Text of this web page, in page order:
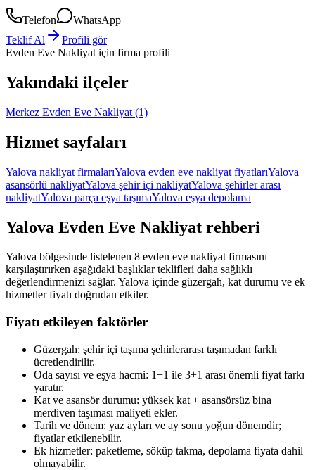
Telefon
WhatsApp
Teklif Al
Profili gör
Evden Eve Nakliyat için firma profili
Yakındaki ilçeler
Merkez Evden Eve Nakliyat (1)
Hizmet sayfaları
Yalova nakliyat firmalarıYalova evden eve nakliyat fiyatlarıYalova
asansörlü nakliyatYalova şehir içi nakliyatYalova şehirler arası
nakliyatYalova parça eşya taşımaYalova eşya depolama
Yalova Evden Eve Nakliyat rehberi
Yalova bölgesinde listelenen 8 evden eve nakliyat firmasını
karşılaştırırken aşağıdaki başlıklar teklifleri daha sağlıklı
değerlendirmenizi sağlar. Yalova içinde güzergah, kat durumu ve ek
hizmetler fiyatı doğrudan etkiler.
Fiyatı etkileyen faktörler
Güzergah: şehir içi taşıma şehirlerarası taşımadan farklı
ücretlendirilir.
Oda sayısı ve eşya hacmi: 1+1 ile 3+1 arası önemli fiyat farkı
yaratır.
Kat ve asansör durumu: yüksek kat + asansörsüz bina
merdiven taşıması maliyeti ekler.
Tarih ve dönem: yaz ayları ve ay sonu yoğun dönemdir;
fiyatlar etkilenebilir.
Ek hizmetler: paketleme, söküp takma, depolama fiyata dahil
olmayabilir.